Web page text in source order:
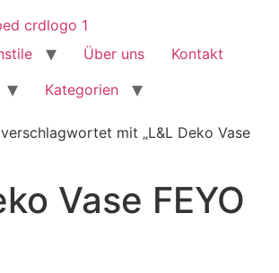
Über uns
Kontakt
Kategorien
mit „L&L Deko Vase
Vase FEYO